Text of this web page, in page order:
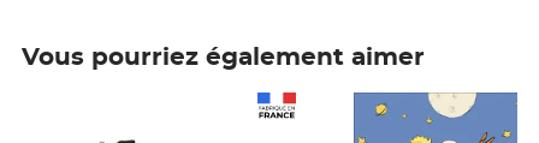
Vous pourriez également aimer
Prix 7,50€